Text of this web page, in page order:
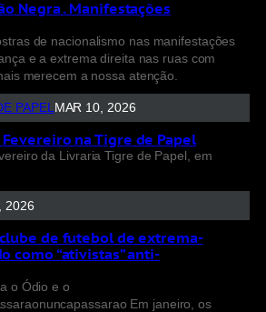
Negra . Manifestações
de nacionalismo nas manifestações
e a extrema direita nas ruas com
merecem a nossa atenção.
PAPELMAR 10, 2026
na Tigre de Papel
da Livraria Tigre de Papel, em
2026
de futebol de extrema-
como “ativistas” anti-
o Ódio e o
Em janeiro, os